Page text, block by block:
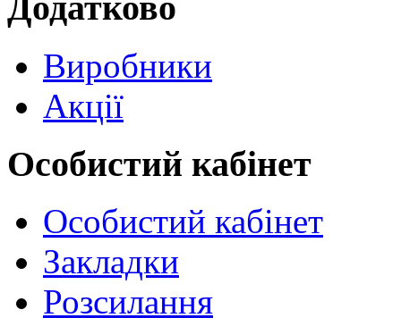
Виробники
Акції
Особистий кабінет
Особистий кабінет
Закладки
Розсилання